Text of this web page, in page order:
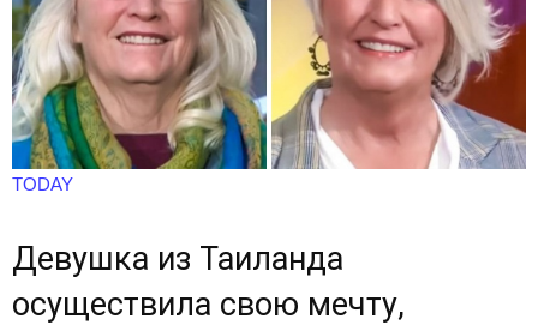
TODAY
Девушка из Таиланда
осуществила свою мечту,